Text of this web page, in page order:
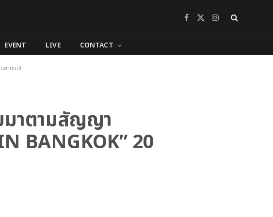
Facebook
X
Instagram
EVENT LIVE CONTACT
ยายนนี้!
มาตามสัญญา
BANGKOK” 20